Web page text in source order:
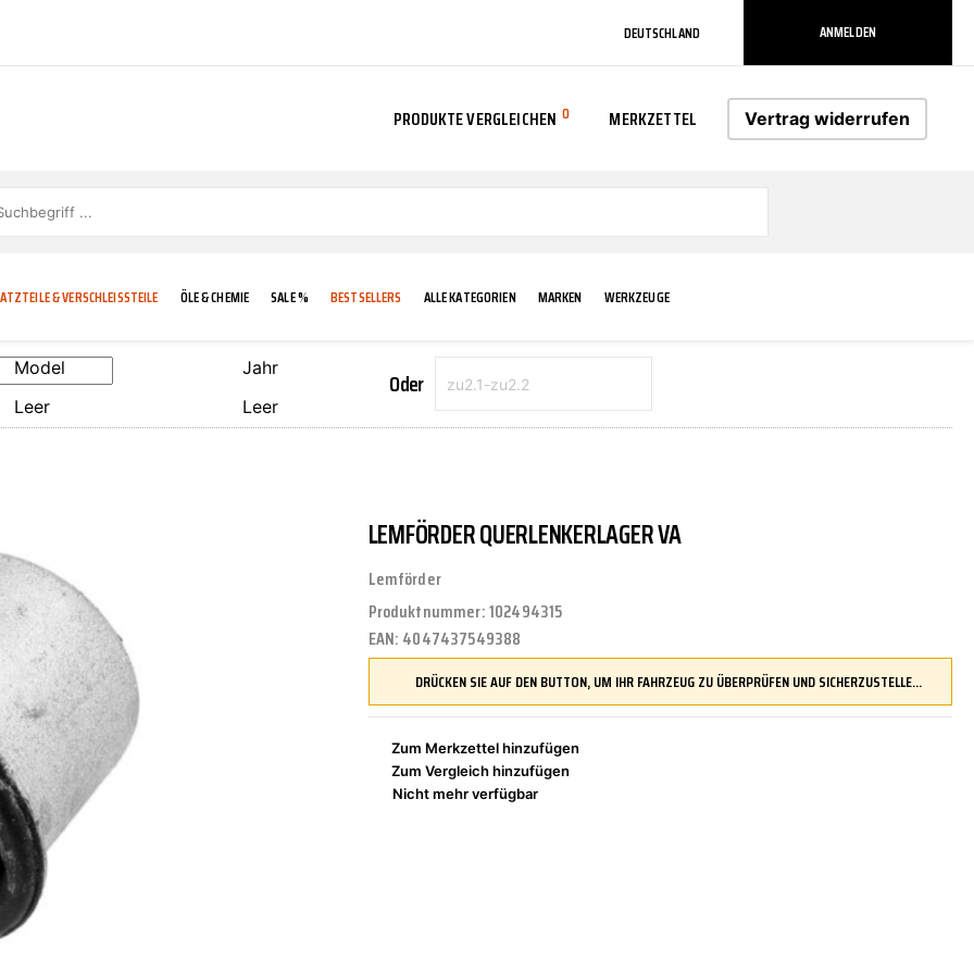
DEUTSCHLAND ANMELDEN
PRODUKTE VERGLEICHEN 0 MERKZETTEL Vertrag widerrufen
& VERSCHLEISSTEILE ÖLE & CHEMIE SALE % BESTSELLERS ALLE KATEGORIEN MARKEN WERKZEUGE
KÜHLERGRILL
VERBREITERUNG
TRITTBRETTER
CARCARE ELEKTRIK
KLIMAANLAGE
LENKUNG MOTORTEILE
ZÜND-/GLÜHANLAGE
FROSTSCHUTZ TECHNIK & WARTUNG
REINIGUNGS-/PFLEGEMITTEL
ADDINOL AS-PL
DR.WACK
LIQUI MOLY MANN FILTER
NAP CARPARTS
Model
Leer
Jahr
Leer
Oder
LEMFÖRDER QUERLENKERLAGER VA
Lemförder
Produktnummer:102494315
EAN: 4047437549388
DRÜCKEN SIE AUF DEN BUTTON, UM IHR FAHRZEUG ZU ÜBERPRÜFEN UND SICHERZUSTELLEN, DASS DIESES TEIL KOMPATIBEL IST, BEVOR SIE ES BESTELLEN
Zum Merkzettel hinzufügen
Zum Vergleich hinzufügen
Nicht mehr verfügbar